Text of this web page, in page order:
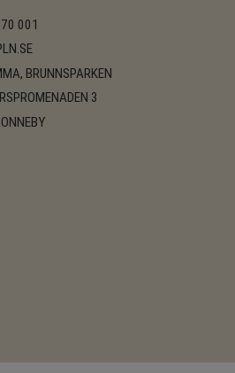
001
BRUNNSPARKEN
3